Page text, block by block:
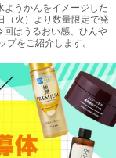
うかんをイメージした
（火）より数量限定で発
はうるおい感、ひんや
をご紹介します。